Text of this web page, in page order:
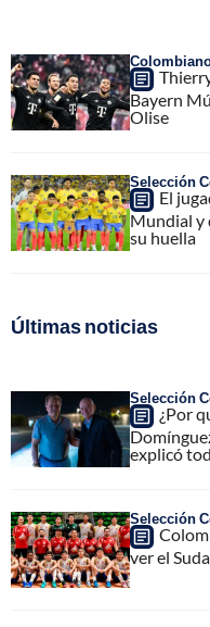
Bayern
Olise
Selección
El
Mundial y
su huella
Últimas noticias
Selección
¿Por
explicó
Selección
ver el